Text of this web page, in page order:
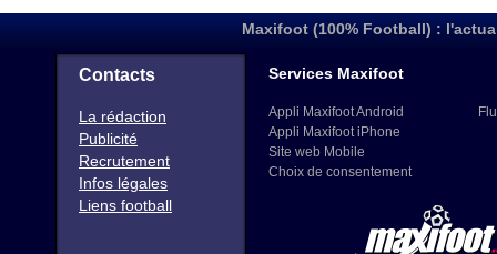
Maxifoot (100% Football) :
Contacts
La rédaction
Publicité
Recrutement
Infos légales
Liens football
Services Maxifoot
Appli Maxifoot Android
Appli Maxifoot iPhone
Site web Mobile
Choix de consentement